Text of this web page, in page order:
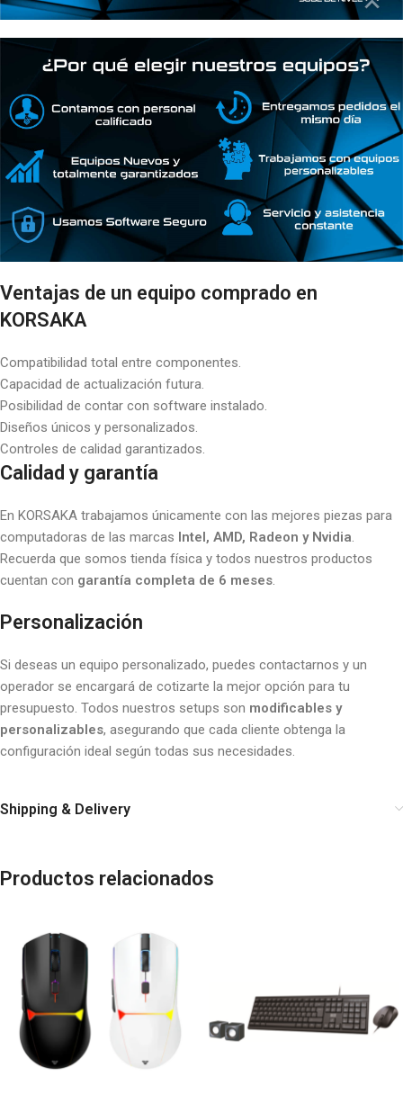
Ventajas de un equipo comprado en
KORSAKA
Compatibilidad total entre componentes.
Capacidad de actualización futura.
Posibilidad de contar con software instalado.
Diseños únicos y personalizados.
Controles de calidad garantizados.
Calidad y garantía
En KORSAKA trabajamos únicamente con las mejores piezas para
computadoras de las marcas Intel, AMD, Radeon y Nvidia.
Recuerda que somos tienda física y todos nuestros productos
cuentan con garantía completa de 6 meses.
Personalización
Si deseas un equipo personalizado, puedes contactarnos y un
operador se encargará de cotizarte la mejor opción para tu
presupuesto. Todos nuestros setups son modificables y
personalizables, asegurando que cada cliente obtenga la
configuración ideal según todas sus necesidades.
Shipping & Delivery
Productos relacionados